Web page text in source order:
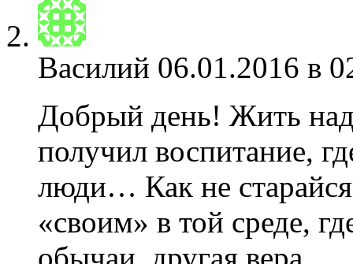
Василий 06.01.2016 в
Добрый день! Жить
получил воспитание,
люди… Как не
«своим» в той среде,